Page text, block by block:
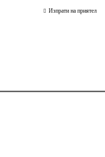
Изпрати на приятел